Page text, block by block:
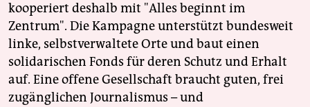
kooperiert deshalb mit "Alles beginnt im
Zentrum". Die Kampagne unterstützt bundesweit
linke, selbstverwaltete Orte und baut einen
solidarischen Fonds für deren Schutz und Erhalt
auf. Eine offene Gesellschaft braucht guten, frei
zugänglichen Journalismus – und